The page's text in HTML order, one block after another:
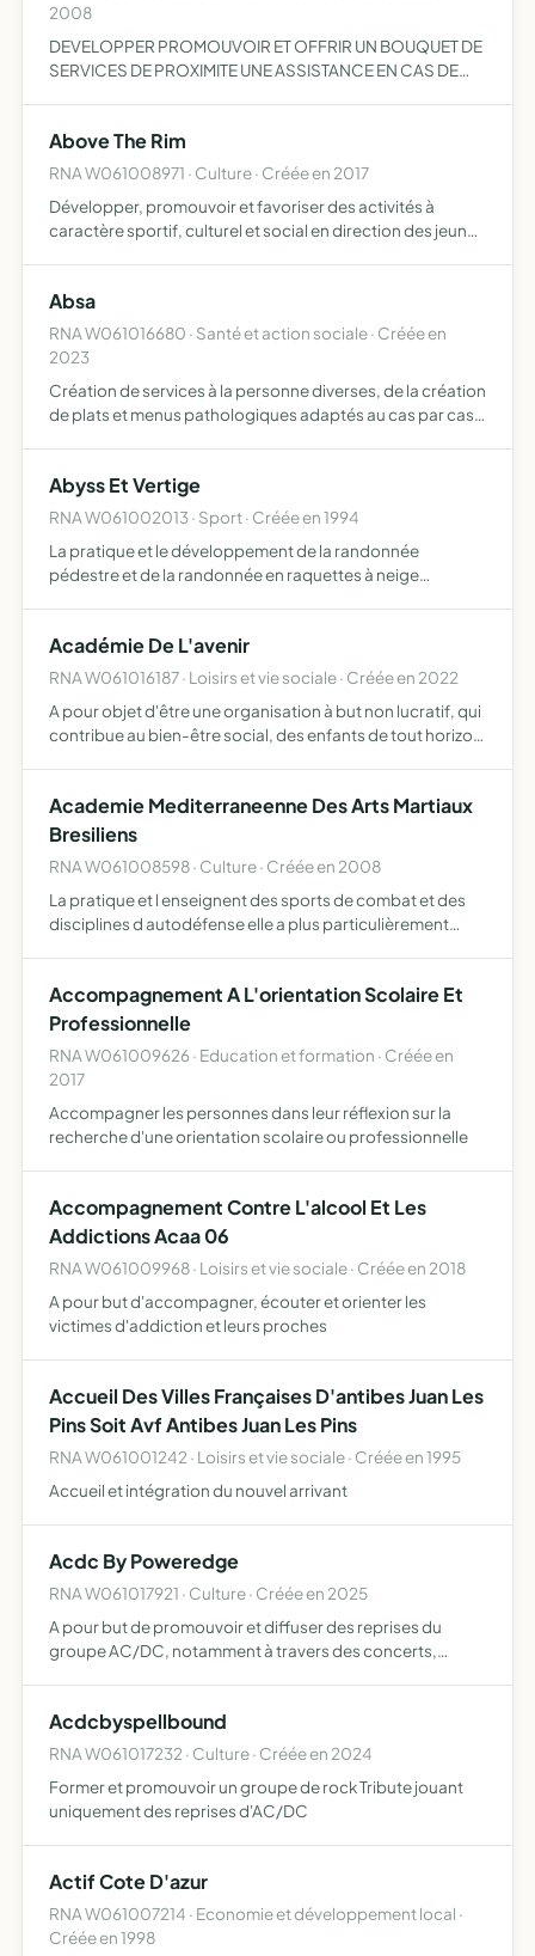
2008
DEVELOPPER PROMOUVOIR ET OFFRIR UN BOUQUET DE
SERVICES DE PROXIMITE UNE ASSISTANCE EN CAS DE
PROXIMITE AUX PERSONNES AGEES DEPEND…
Above The Rim
RNA W061008971 · Culture · Créée en 2017
Développer, promouvoir et favoriser des activités à
caractère sportif, culturel et social en direction des jeunes
Absa
RNA W061016680 · Santé et action sociale · Créée en
2023
Création de services à la personne diverses, de la création
de plats et menus pathologiques adaptés au cas par cas,
Abyss Et Vertige
RNA W061002013 · Sport · Créée en 1994
La pratique et le développement de la randonnée
pédestre et de la randonnée en raquettes à neige
elle c…
Académie De L'avenir
RNA W061016187 · Loisirs et vie sociale · Créée en 2022
A pour objet d'être une organisation à but non lucratif, qui
contribue au bien-être social, des enfants de tout horizon
Academie Mediterraneenne Des Arts Martiaux
Bresiliens
RNA W061008598 · Culture · Créée en 2008
La pratique et l enseignent des sports de combat et des
disciplines d autodéfense elle a plus particulièrement
Accompagnement A L'orientation Scolaire Et
Professionnelle
RNA W061009626 · Education et formation · Créée en
2017
Accompagner les personnes dans leur réflexion sur la
recherche d'une orientation scolaire ou professionnelle
Accompagnement Contre L'alcool Et Les
Addictions Acaa 06
RNA W061009968 · Loisirs et vie sociale · Créée en 2018
A pour but d'accompagner, écouter et orienter les
victimes d'addiction et leurs proches
Accueil Des Villes Françaises D'antibes Juan Les
Pins Soit Avf Antibes Juan Les Pins
RNA W061001242 · Loisirs et vie sociale · Créée en 1995
Accueil et intégration du nouvel arrivant
Acdc By Poweredge
RNA W061017921 · Culture · Créée en 2025
A pour but de promouvoir et diffuser des reprises du
groupe AC/DC, notamment à travers des concerts,
Acdcbyspellbound
RNA W061017232 · Culture · Créée en 2024
Former et promouvoir un groupe de rock Tribute jouant
uniquement des reprises d'AC/DC
Actif Cote D'azur
RNA W061007214 · Economie et développement local ·
Créée en 1998